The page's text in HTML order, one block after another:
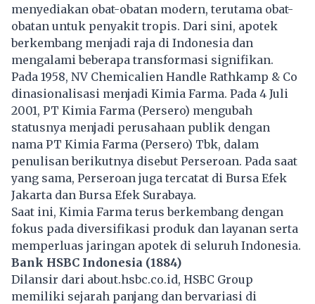
menyediakan obat-obatan modern, terutama obat-
obatan untuk penyakit tropis. Dari sini, apotek
berkembang menjadi raja di Indonesia dan
mengalami beberapa transformasi signifikan.
Pada 1958, NV Chemicalien Handle Rathkamp & Co
dinasionalisasi menjadi Kimia Farma. Pada 4 Juli
2001, PT Kimia Farma (Persero) mengubah
statusnya menjadi perusahaan publik dengan
nama PT Kimia Farma (Persero) Tbk, dalam
penulisan berikutnya disebut Perseroan. Pada saat
yang sama, Perseroan juga tercatat di Bursa Efek
Jakarta dan Bursa Efek Surabaya.
Saat ini, Kimia Farma terus berkembang dengan
fokus pada diversifikasi produk dan layanan serta
memperluas jaringan apotek di seluruh Indonesia.
Bank HSBC Indonesia (1884)
Dilansir dari about.hsbc.co.id, HSBC Group
memiliki sejarah panjang dan bervariasi di